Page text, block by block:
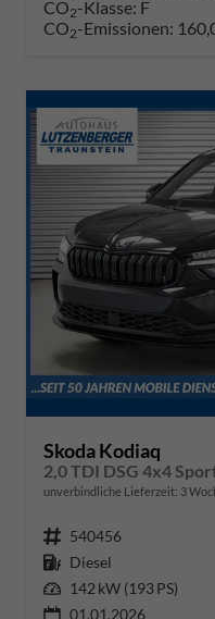
CO2-Klasse: F
CO2-Emissionen:
Skoda Kodiaq
2,0 TDI DSG 4x4
unverbindliche Lieferzeit: 3
Fahrzeugnr. 540456
Kraftstoff Diesel
Leistung 142 kW (193 PS)
01.01.2026